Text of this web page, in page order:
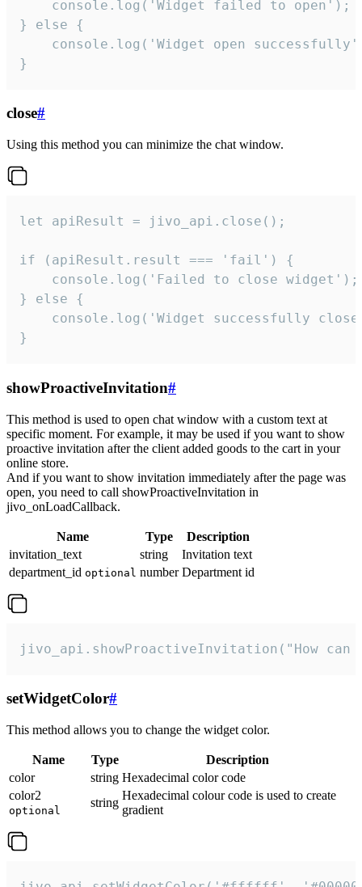
    console.log('Widget failed to open');
} else {
console.log('Widget open
}
close#
Using this method you can minimize the chat window.
let apiResult = jivo_api.close();
if (apiResult.result === 'fail') {
    console.log('Failed to close widget');
} else {
console.log('Widget successfully
}
showProactiveInvitation#
This method is used to open chat window with a custom text at
specific moment. For example, it may be used if you want to show
proactive invitation after the client added goods to the cart in your
online store.
And if you want to show invitation immediately after the page was
open, you need to call showProactiveInvitation in
jivo_onLoadCallback.
Name Type
Description
invitation_text
string
Invitation text
department_id optional number Department id
jivo_api.showProactiveInvitation("How
setWidgetColor#
This method allows you to change the widget color.
Name Type
Description
color
string Hexadecimal color code
color2
optional
string
Hexadecimal colour code is used to create
gradient